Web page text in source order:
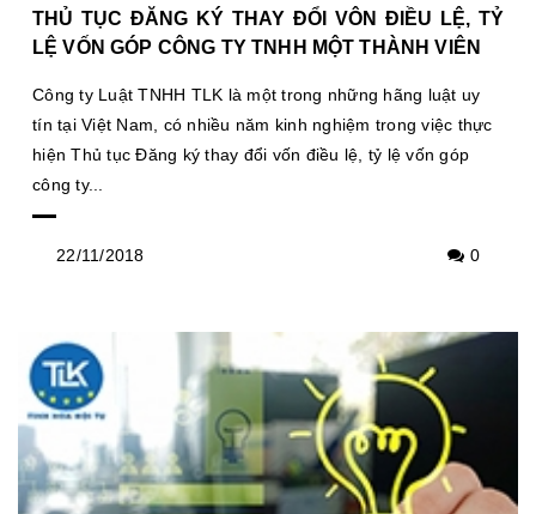
THỦ TỤC ĐĂNG KÝ THAY ĐỔI VÔN ĐIỀU LỆ, TỶ
LỆ VỐN GÓP CÔNG TY TNHH MỘT THÀNH VIÊN
Công ty Luật TNHH TLK là một trong những hãng luật uy
tín tại Việt Nam, có nhiều năm kinh nghiệm trong việc thực
hiện Thủ tục Đăng ký thay đổi vốn điều lệ, tỷ lệ vốn góp
công ty...
22/11/2018 0